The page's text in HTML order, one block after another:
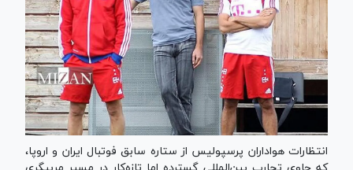
انتظارات هواداران پرسپولیس از ستاره سابق فوتبال ایران و اروپا،